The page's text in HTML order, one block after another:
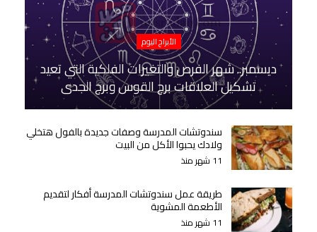
الأبراج اليوم
ديسمبر.. شهر الفرص والتغيرات الفلكية التي تعيد
تشكيل العلاقات برج القوس وبرج الجدي
سندوتشات المدرسة وصفات جديدة بالفول هتخلي
ولادك يحبوا الأكل من البيت
11 شهر منذ
طريقة عمل سندوتشات المدرسة أفكار لتقديم
الأطعمة المشوية
11 شهر منذ